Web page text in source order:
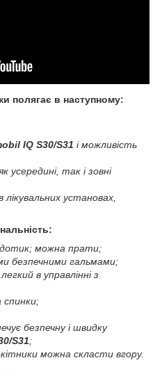
полягає в наступному:
IQ S30/S31 і можливість
усередині, так і зовні
установах,
дотик; можна прати;
безпечними гальмами;
в управлінні з
спинки;
безпечну і швидку
S31;
можна скласти вгору.